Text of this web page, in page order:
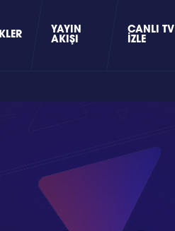
YAYIN
AKIŞI
CANLI TV
İZLE